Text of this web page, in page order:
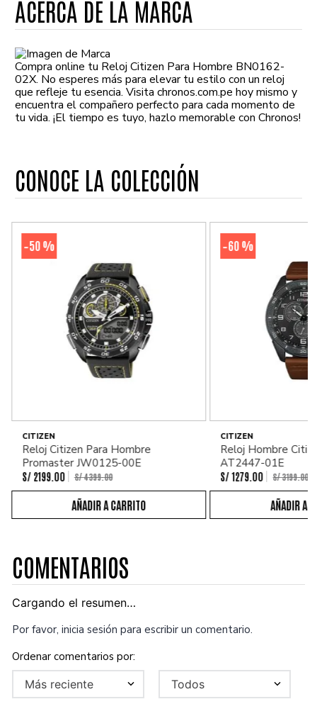
ACERCA DE LA MARCA
Compra online tu Reloj Citizen Para Hombre BN0162-
02X. No esperes más para elevar tu estilo con un reloj
que refleje tu esencia. Visita chronos.com.pe hoy mismo y
encuentra el compañero perfecto para cada momento de
tu vida. ¡El tiempo es tuyo, hazlo memorable con Chronos!
CONOCE LA COLECCIÓN
-50 %
CITIZEN
Reloj Citizen Para Hombre
Promaster JW0125-00E
S/ 2199. 00 S/4399.00
-60 %
CITIZEN
Reloj Hombre
AT2447-01E
S/ 1279 00 S/3199.00
COMENTARIOS
Cargando el resumen…
Por favor, inicia sesión para escribir un comentario.
Más reciente Todos